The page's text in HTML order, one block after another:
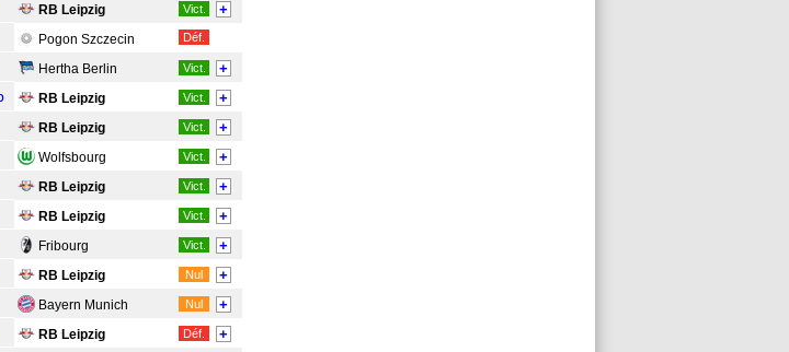
RB Leipzig Vict. +
Pogon Szczecin Déf.
Hertha Berlin Vict. +
RB Leipzig Vict. +
RB Leipzig Vict. +
Wolfsbourg Vict. +
RB Leipzig Vict. +
RB Leipzig Vict. +
Fribourg Vict. +
RB Leipzig Nul +
Bayern Munich Nul +
RB Leipzig Déf. +